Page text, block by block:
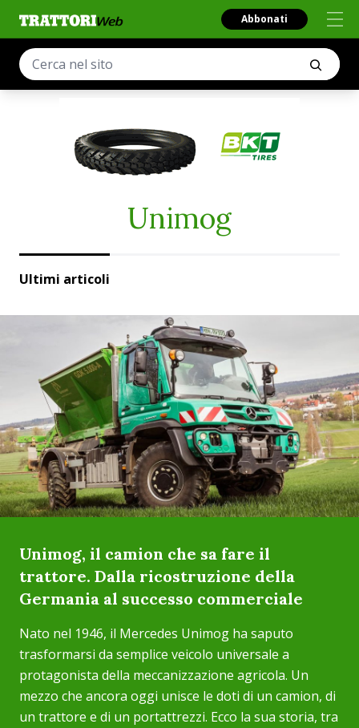
Abbonati
Unimog
Ultimi articoli
Unimog, il camion che sa fare il
trattore. Dalla ricostruzione della
Germania al successo commerciale
Nato nel 1946, il Mercedes Unimog ha saputo
trasformarsi da semplice veicolo universale a
protagonista della meccanizzazione agricola. Un
mezzo che ancora oggi unisce le doti di un camion, di
un trattore e di un portattrezzi. Ecco la sua storia, tra